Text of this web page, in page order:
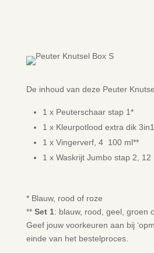
De inhoud van deze Peuter
1 x Peuterschaar stap 1*
1 x Kleurpotlood extra dik
1 x Vingerverf, 4 100 ml**
1 x Waskrijt Jumbo stap 2, 12
* Blauw, rood of roze
** Set 1: blauw, rood, geel, groen
Geef jouw voorkeuren aan bij
einde van het bestelproces.